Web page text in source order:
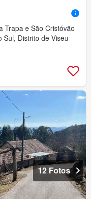
Trapa e São Cristóvão
Distrito de Viseu
12 Fotos